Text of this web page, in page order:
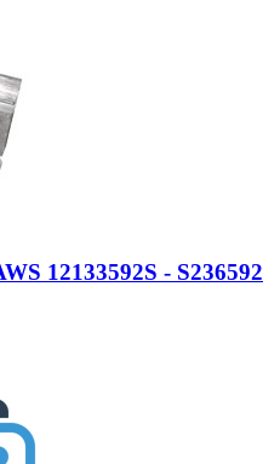
12133592S - S236592